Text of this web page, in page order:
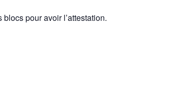
pour avoir l’attestation.